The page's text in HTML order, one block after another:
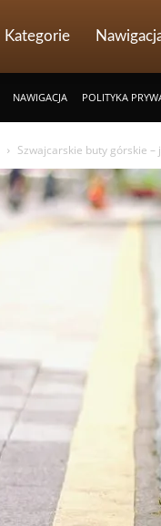
Kategorie
NAWIGACJA POLITYKA
Szwajcarskie buty górskie –